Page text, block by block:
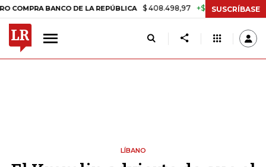
BANCO DE LA REPÚBLICA $ 408.498,97 +$ 8.753,81 +2,19%
SUSCRÍBASE
LÍBANO